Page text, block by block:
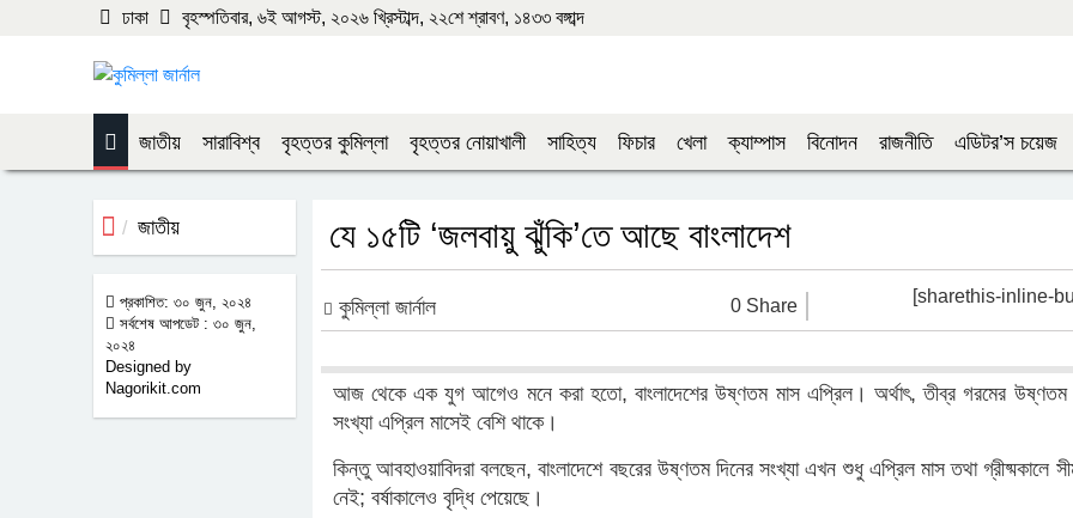
ঢাকা বৃহস্পতিবার, ৬ই আগস্ট, ২০২৬ খ্রিস্টাব্দ, ২২শে শ্রাবণ, ১৪৩৩ বঙ্গাব্দ
জাতীয় সারাবিশ্ব বৃহত্তর কুমিল্লা বৃহত্তর নোয়াখালী সাহিত্য ফিচার খেলা ক্যাম্পাস বিনোদন রাজনীতি এডিটর’স চয়েজ
জাতীয়
প্রকাশিত: ৩০ জুন, ২০২৪
সর্বশেষ আপডেট : ৩০ জুন,
২০২৪
Designed by
Nagorikit.com
যে ১৫টি ‘জলবায়ু ঝুঁকি’তে আছে বাংলাদেশ
কুমিল্লা জার্নাল 0 Share [sharethis-inline-
আজ থেকে এক যুগ আগেও মনে করা হতো, বাংলাদেশের উষ্ণতম মাস এপ্রিল। অর্থাৎ, তীব্র গরমের উষ্ণতম
সংখ্যা এপ্রিল মাসেই বেশি থাকে।
কিন্তু আবহাওয়াবিদরা বলছেন, বাংলাদেশে বছরের উষ্ণতম দিনের সংখ্যা এখন শুধু এপ্রিল মাস তথা গ্রীষ্মকালে
নেই; বর্ষাকালেও বৃদ্ধি পেয়েছে।